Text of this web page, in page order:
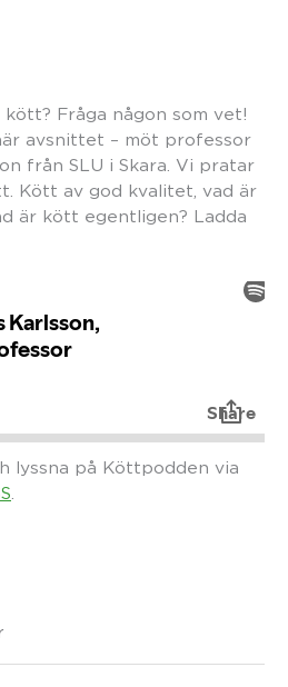
Fråga någon som vet!
avsnittet – möt professor
från SLU i Skara. Vi pratar
Kött av god kvalitet, vad är
är kött egentligen? Ladda
lyssna på Köttpodden via